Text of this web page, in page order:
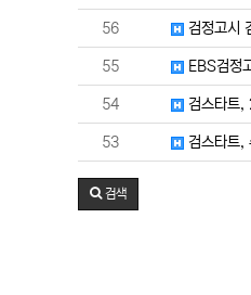
56 검정고시
55 EBS검정
54 검스타트,
53 검스타트,
검색